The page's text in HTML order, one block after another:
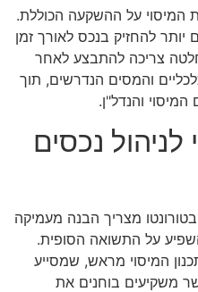
המיסוי על ההשקעה הכוללת.
להחזיק בנכס לאורך זמן
צריכה להתבצע לאחר
והמסים הנדרשים, תוך
והנדל"ן.
נכסים
מצריך הבנה מעמיקה
על התשואה הסופית.
המיסוי מראש, שמסייע
משקיעים בוחנים את